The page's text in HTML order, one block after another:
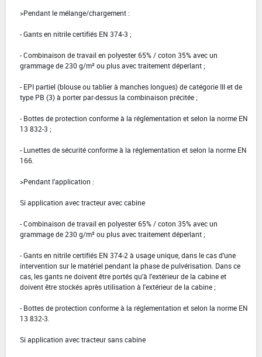
>Pendant le mélange/chargement :
- Gants en nitrile certifiés EN 374-3 ;
- Combinaison de travail en polyester 65% / coton 35% avec un
grammage de 230 g/m² ou plus avec traitement déperlant ;
- EPI partiel (blouse ou tablier à manches longues) de catégorie III et de
type PB (3) à porter par-dessus la combinaison précitée ;
- Bottes de protection conforme à la réglementation et selon la norme EN
13 832-3 ;
- Lunettes de sécurité conforme à la réglementation et selon la norme EN
166.
>Pendant l'application :
Si application avec tracteur avec cabine
- Combinaison de travail en polyester 65% / coton 35% avec un
grammage de 230 g/m² ou plus avec traitement déperlant ;
- Gants en nitrile certifiés EN 374-2 à usage unique, dans le cas d'une
intervention sur le matériel pendant la phase de pulvérisation. Dans ce
cas, les gants ne doivent être portés qu'à l'extérieur de la cabine et
doivent être stockés après utilisation à l'extérieur de la cabine ;
- Bottes de protection conforme à la réglementation et selon la norme EN
13 832-3.
Si application avec tracteur sans cabine